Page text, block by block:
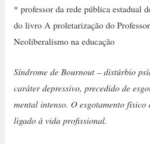
* professor da rede pública estadual
do livro A proletarização do
Neoliberalismo na educação
Síndrome de Bournout – distúrbio
caráter depressivo, precedido de
mental intenso. O esgotamento físico
ligado à vida profissional.